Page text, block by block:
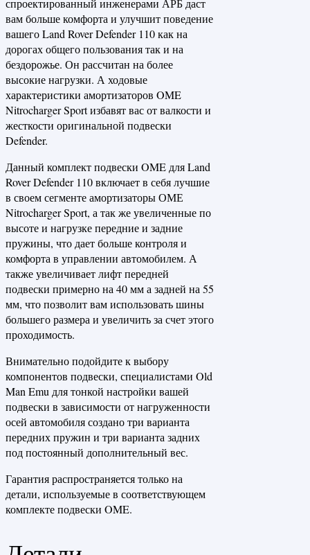
вам больше комфорта и улучшит поведение
вашего Land Rover Defender 110 как на
дорогах общего пользования так и на
бездорожье. Он рассчитан на более
высокие нагрузки. А ходовые
характеристики амортизаторов OME
Nitrocharger Sport избавят вас от валкости и
жесткости оригинальной подвески
Defender.
Данный комплект подвески OME для Land
Rover Defender 110 включает в себя лучшие
в своем сегменте амортизаторы ОМЕ
Nitrocharger Sport, а так же увеличенные по
высоте и нагрузке передние и задние
пружины, что дает больше контроля и
комфорта в управлении автомобилем. А
также увеличивает лифт передней
подвески примерно на 40 мм а задней на 55
мм, что позволит вам использовать шины
большего размера и увеличить за счет этого
проходимость.
Внимательно подойдите к выбору
компонентов подвески, специалистами Old
Man Emu для тонкой настройки вашей
подвески в зависимости от нагруженности
осей автомобиля создано три варианта
передних пружин и три варианта задних
под постоянный дополнительный вес.
Гарантия распространяется только на
детали, используемые в соответствующем
комплекте подвески OME.